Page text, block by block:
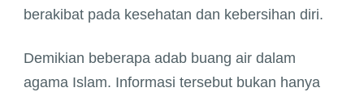
berakibat pada kesehatan dan kebersihan diri.
Demikian beberapa adab buang air dalam
agama Islam. Informasi tersebut bukan hanya